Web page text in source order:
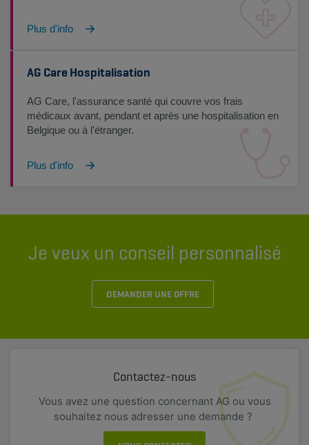
Plus d'info
AG Care Hospitalisation
AG Care, l'assurance santé qui couvre vos frais
médicaux avant, pendant et après une hospitalisation en
Belgique ou à l'étranger.
Plus d'info
Je veux un conseil personnalisé
DEMANDER UNE OFFRE
Contactez-nous
Vous avez une question concernant AG ou vous
souhaitez nous adresser une demande ?